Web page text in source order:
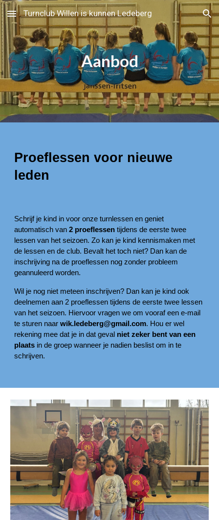
Skip to main content Skip to navigation
Turnclub Willen is kunnen Ledeberg
Aanbod
Proeflessen voor nieuwe
leden
Schrijf je kind in voor onze turnlessen en geniet
automatisch van2 proeflessen tijdens de eerste twee
lessen van het seizoen. Zo kan je kind kennismaken met
de lessen en de club. Bevalt het toch niet? Dan kan de
inschrijving na de proeflessen nog zonder probleem
geannuleerd worden.
Wil je nog niet meteen inschrijven? Dan kan je kind ook
deelnemen aan 2 proeflessen tijdens de eerste twee lessen
van het seizoen. Hiervoor vragen we om vooraf een e-mail
te sturen naarwik.ledeberg@gmail.com. Hou er wel
rekening mee dat je in dat geval niet zeker bent van een
plaats in de groep wanneer je nadien beslist om in te
schrijven.